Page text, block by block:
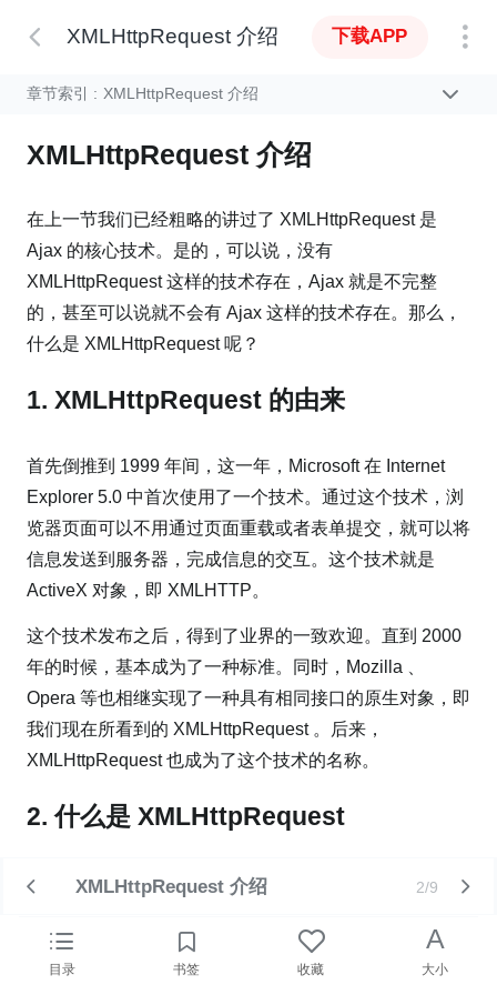
XMLHttpRequest 介绍 下载APP
章节索引 : XMLHttpRequest 介绍
XMLHttpRequest 介绍
在上一节我们已经粗略的讲过了 XMLHttpRequest 是
Ajax 的核心技术。是的，可以说，没有
XMLHttpRequest 这样的技术存在，Ajax 就是不完整
的，甚至可以说就不会有 Ajax 这样的技术存在。那么，
什么是 XMLHttpRequest 呢？
1. XMLHttpRequest 的由来
首先倒推到 1999 年间，这一年，Microsoft 在 Internet
Explorer 5.0 中首次使用了一个技术。通过这个技术，浏
览器页面可以不用通过页面重载或者表单提交，就可以将
信息发送到服务器，完成信息的交互。这个技术就是
ActiveX 对象，即 XMLHTTP。
这个技术发布之后，得到了业界的一致欢迎。直到 2000
年的时候，基本成为了一种标准。同时，Mozilla 、
Opera 等也相继实现了一种具有相同接口的原生对象，即
我们现在所看到的 XMLHttpRequest 。后来，
XMLHttpRequest 也成为了这个技术的名称。
2. 什么是 XMLHttpRequest
XMLHttpRequest 实质上就是一种具有发送异步请求功
VBScript 等脚本语言中使用的 API 对象。它可以通过异
步发送 HTTP 请求，完成前后端的交互。在我们的客户
XMLHttpRequest 介绍 2/9
目录 书签 收藏
A
大小